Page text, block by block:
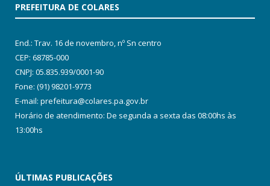
PREFEITURA DE COLARES
End.: Trav. 16 de novembro, nº Sn centro
CEP: 68785-000
CNPJ: 05.835.939/0001-90
Fone: (91) 98201-9773
E-mail: prefeitura@colares.pa.gov.br
Horário de atendimento: De segunda a sexta das 08:00hs às
13:00hs
ÚLTIMAS PUBLICAÇÕES